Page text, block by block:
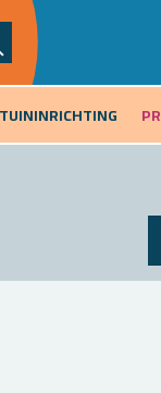
TUININRICHTING